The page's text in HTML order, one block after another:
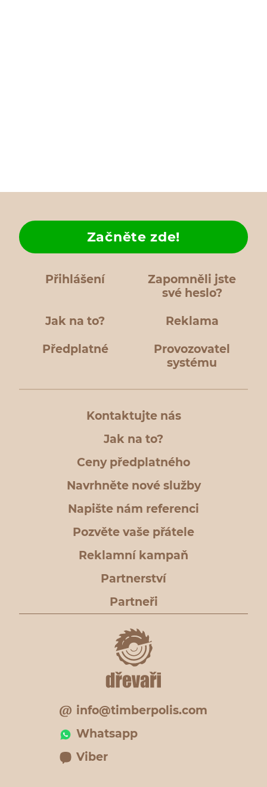
Přihlášení
Zapomněli jste
své heslo?
Jak na to?
Začněte zde!
Reklama
Předplatné
Provozovatel
systému
Kontaktujte nás
Jak na to?
Ceny předplatného
Navrhněte nové služby
Napište nám referenci
Pozvěte vaše přátele
Reklamní kampaň
Partnerství
Partneři
info@timberpolis.com
Whatsapp
Viber